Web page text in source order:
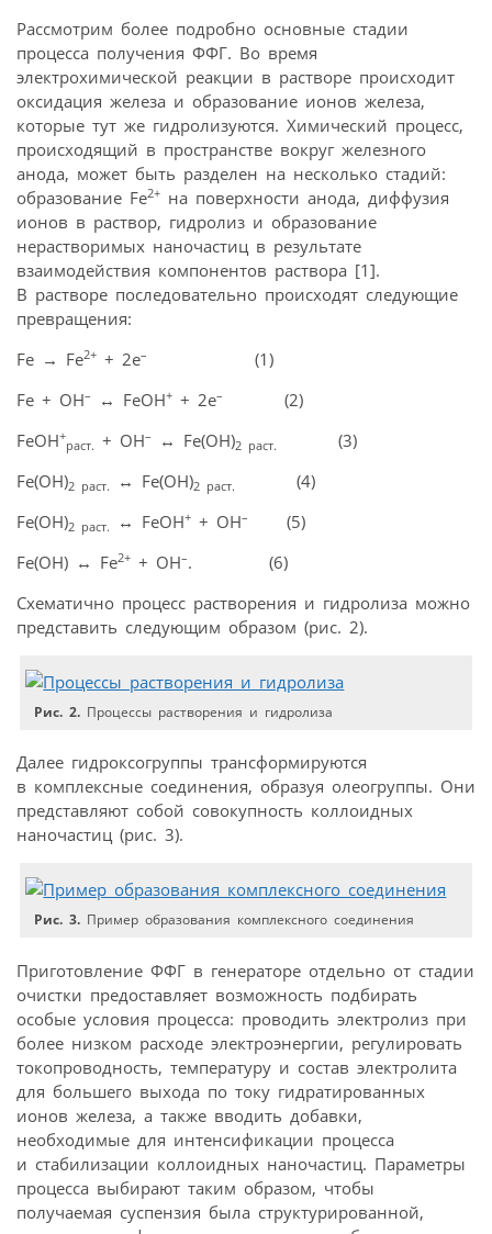
Рассмотрим более подробно основные стадии
процесса получения ФФГ. Во время
электрохимической реакции в растворе происходит
оксидация железа и образование ионов железа,
которые тут же гидролизуются. Химический процесс,
происходящий в пространстве вокруг железного
анода, может быть разделен на несколько стадий:
образование Fe2+ на поверхности анода, диффузия
ионов в раствор, гидролиз и образование
нерастворимых наночастиц в результате
взаимодействия компонентов раствора [1].
В растворе последовательно происходят следующие
превращения:
Fe → Fe2+ + 2e–
(1)
Fe + OH– ↔ FeOH+ + 2e–
(2)
FeOH+
раст. + OH– ↔ Fe(OH)2 раст.
(3)
Fe(OH)2 раст. ↔ Fe(OH)2 раст.
(4)
Fe(OH)2 раст. ↔ FeOH+ + OH–
(5)
Fe(OH) ↔ Fe2+ + OH–. (6)
Схематично процесс растворения и гидролиза можно
представить следующим образом (рис. 2).
Рис. 2. Процессы растворения и гидролиза
Далее гидроксогруппы трансформируются
в комплексные соединения, образуя олеогруппы. Они
представляют собой совокупность коллоидных
наночастиц (рис. 3).
Рис. 3. Пример образования комплексного соединения
Приготовление ФФГ в генераторе отдельно от стадии
очистки предоставляет возможность подбирать
особые условия процесса: проводить электролиз при
более низком расходе электроэнергии, регулировать
токопроводность, температуру и состав электролита
для большего выхода по току гидратированных
ионов железа, а также вводить добавки,
необходимые для интенсификации процесса
и стабилизации коллоидных наночастиц. Параметры
процесса выбирают таким образом, чтобы
получаемая суспензия была структурированной,